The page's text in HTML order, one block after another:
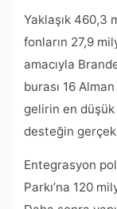
Yaklaşık 460,3
fonların 27,9
amacıyla
burası 16
gelirin en
desteğin
Entegrasyon
Parkı’na 120